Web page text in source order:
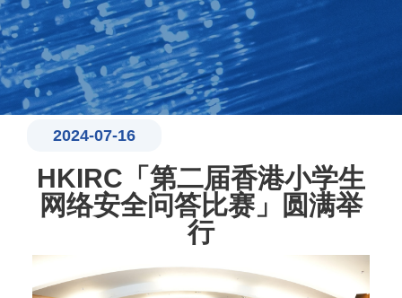
2024-07-16
HKIRC「第二届香港小学生
网络安全问答比赛」圆满举
行